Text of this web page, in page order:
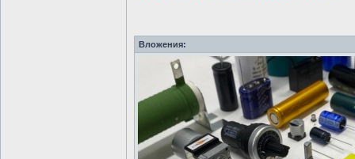
Вложения: